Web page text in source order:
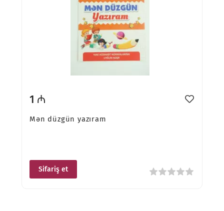
1 ₼
Mən düzgün yazıram
Sifariş et